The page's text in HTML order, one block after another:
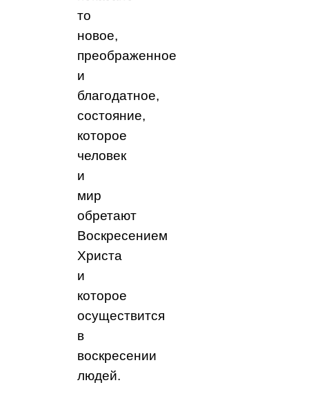
то
новое,
преображенное
и
благодатное,
состояние,
которое
человек
и
мир
обретают
Воскресением
Христа
и
которое
осуществится
в
воскресении
людей.